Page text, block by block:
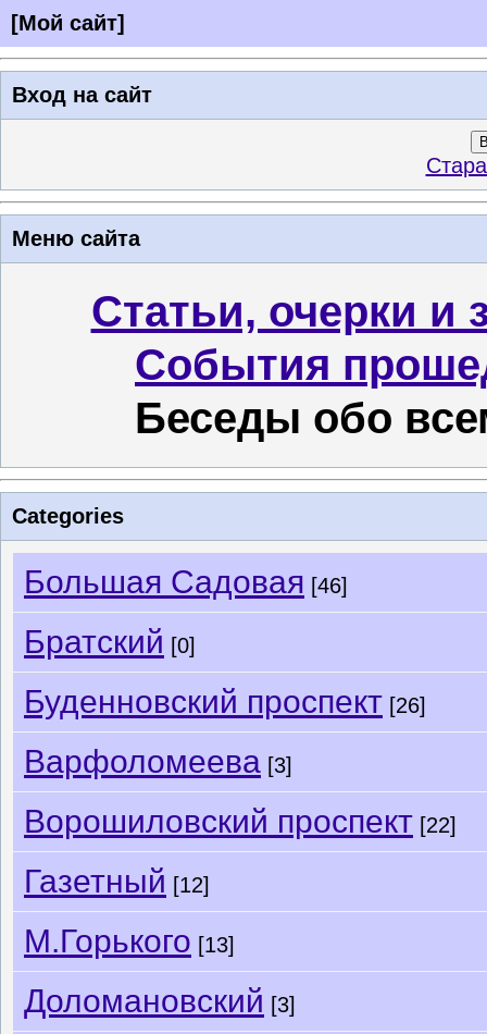
[Мой сайт]
Вход на сайт
Меню сайта
Статьи, очерки и
События
Беседы обо
Categories
Большая Садовая [46]
Братский [0]
Буденновский проспект [26]
Варфоломеева [3]
Ворошиловский проспект [22]
Газетный [12]
М.Горького [13]
Доломановский [3]